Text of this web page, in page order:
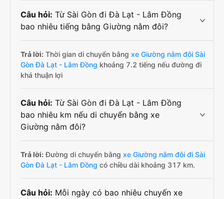
Câu hỏi: Từ Sài Gòn đi Đà Lạt - Lâm Đồng
bao nhiêu tiếng bằng Giường nằm đôi?
Trả lời: Thời gian di chuyển bằng xe Giường nằm đôi Sài
Gòn Đà Lạt - Lâm Đồng khoảng 7.2 tiếng nếu đường đi
khá thuận lợi
Câu hỏi: Từ Sài Gòn đi Đà Lạt - Lâm Đồng
bao nhiêu km nếu di chuyển bằng xe
Giường nằm đôi?
Trả lời:Đường di chuyển bằng xe Giường nằm đôi đi Sài
Gòn Đà Lạt - Lâm Đồng có chiều dài khoảng 317 km.
Câu hỏi: Mỗi ngày có bao nhiêu chuyến xe